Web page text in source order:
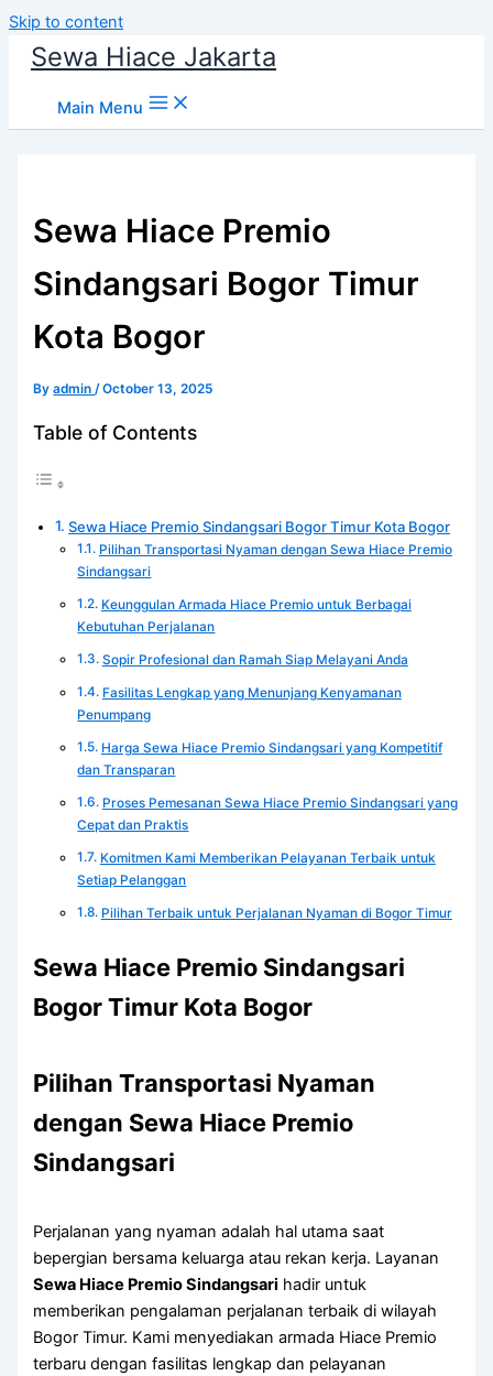
Skip to content
Sewa Hiace Jakarta
Main Menu
Sewa Hiace Premio
Sindangsari Bogor Timur
Kota Bogor
Byadmin/October 13, 2025
Table of Contents
Sewa Hiace Premio Sindangsari Bogor Timur Kota Bogor
Pilihan Transportasi Nyaman dengan Sewa Hiace Premio
Sindangsari
Keunggulan Armada Hiace Premio untuk Berbagai
Kebutuhan Perjalanan
Sopir Profesional dan Ramah Siap Melayani Anda
Fasilitas Lengkap yang Menunjang Kenyamanan
Penumpang
Harga Sewa Hiace Premio Sindangsari yang Kompetitif
dan Transparan
Proses Pemesanan Sewa Hiace Premio Sindangsari yang
Cepat dan Praktis
Komitmen Kami Memberikan Pelayanan Terbaik untuk
Setiap Pelanggan
Pilihan Terbaik untuk Perjalanan Nyaman di Bogor Timur
Sewa Hiace Premio Sindangsari
Bogor Timur Kota Bogor
Pilihan Transportasi Nyaman
dengan Sewa Hiace Premio
Sindangsari
Perjalanan yang nyaman adalah hal utama saat
bepergian bersama keluarga atau rekan kerja. Layanan
Sewa Hiace Premio Sindangsari hadir untuk
memberikan pengalaman perjalanan terbaik di wilayah
Bogor Timur. Kami menyediakan armada Hiace Premio
terbaru dengan fasilitas lengkap dan pelayanan